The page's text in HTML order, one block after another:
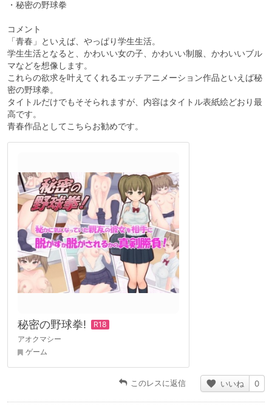
・秘密の野球拳
コメント
「青春」といえば、やっぱり学生生活。
学生生活となると、かわいい女の子、かわいい制服、かわいいブル
マなどを想像します。
これらの欲求を叶えてくれるエッチアニメーション作品といえば秘
密の野球拳。
タイトルだけでもそそられますが、内容はタイトル表紙絵どおり最
高です。
青春作品としてこちらお勧めです。
秘密の野球拳!
アオクマシー
ゲーム
このレスに返信 いいね 0